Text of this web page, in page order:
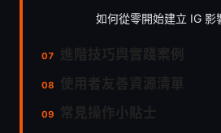
如何從零開始建立 IG 影